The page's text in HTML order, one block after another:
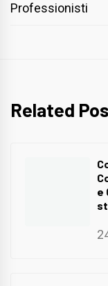
Professionisti
Related
e